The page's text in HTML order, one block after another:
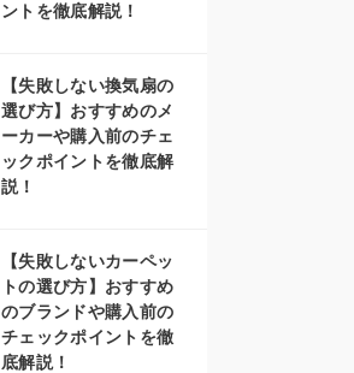
ントを徹底解説！
【失敗しない換気扇の
選び方】おすすめのメ
ーカーや購入前のチェ
ックポイントを徹底解
説！
【失敗しないカーペッ
トの選び方】おすすめ
のブランドや購入前の
チェックポイントを徹
底解説！